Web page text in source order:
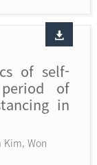
of self-
of
in
Kim, Won